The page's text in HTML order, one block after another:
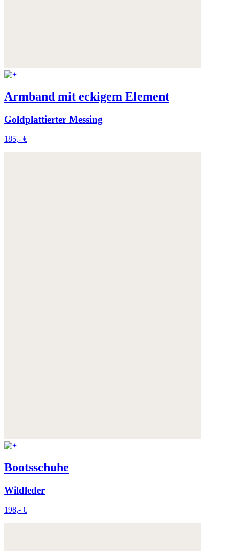
Armband mit eckigem Element
Goldplattierter Messing
185,- €
Bootsschuhe
Wildleder
198,- €